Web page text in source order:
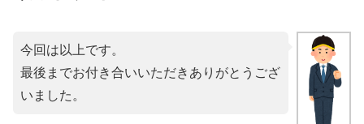
今回は以上です。
最後までお付き合いいただきありがとうござ
いました。